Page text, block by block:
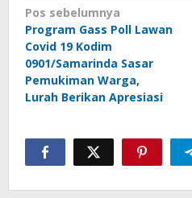
Navigasi
pos
Pos sebelumnya
Program Gass Poll Lawan
Covid 19 Kodim
0901/Samarinda Sasar
Pemukiman Warga,
Lurah Berikan Apresiasi